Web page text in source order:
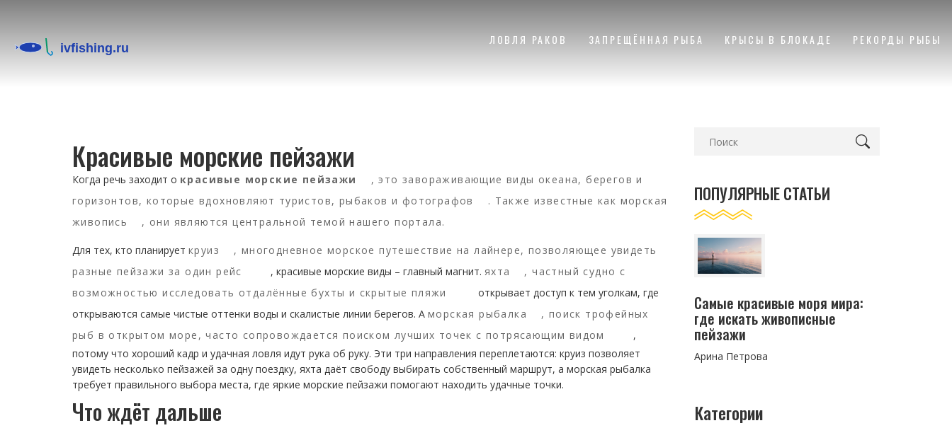
ЛОВЛЯ РАКОВ ЗАПРЕЩЁННАЯ РЫБА КРЫСЫ В БЛОКАДЕ РЕКОРДЫ РЫБЫ
Красивые морские пейзажи
Когда речь заходит о красивые морские пейзажи ,это завораживающие виды океана, берегов и
горизонтов, которые вдохновляют туристов, рыбаков и фотографов
. Также известные как морская
живопись
, они являются центральной темой нашего портала.
Для тех, кто планирует круиз , многодневное морское путешествие на лайнере, позволяющее увидеть
разные пейзажи за один рейс
, красивые морские виды – главный магнит. яхта ,частный судно с
возможностью исследовать отдалённые бухты и скрытые пляжи
открывает доступ к тем уголкам, где
открываются самые чистые оттенки воды и скалистые линии берегов. А морская рыбалка , поиск трофейных
рыб в открытом море, часто сопровождается поиском лучших точек с потрясающим видом
,
потому что хороший кадр и удачная ловля идут рука об руку. Эти три направления переплетаются: круиз позволяет
увидеть несколько пейзажей за одну поездку, яхта даёт свободу выбирать собственный маршрут, а морская рыбалка
требует правильного выбора места, где яркие морские пейзажи помогают находить удачные точки.
Что ждёт дальше
ПОПУЛЯРНЫЕ СТАТЬИ
Самые красивые моря мира:
где искать живописные
пейзажи
Арина Петрова
Категории